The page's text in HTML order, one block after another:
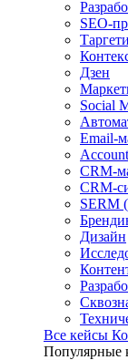
SEO-
Дзен
Social
Email-
CRM-
CRM-
SERM
Дизайн
Все кейсы
Популярные